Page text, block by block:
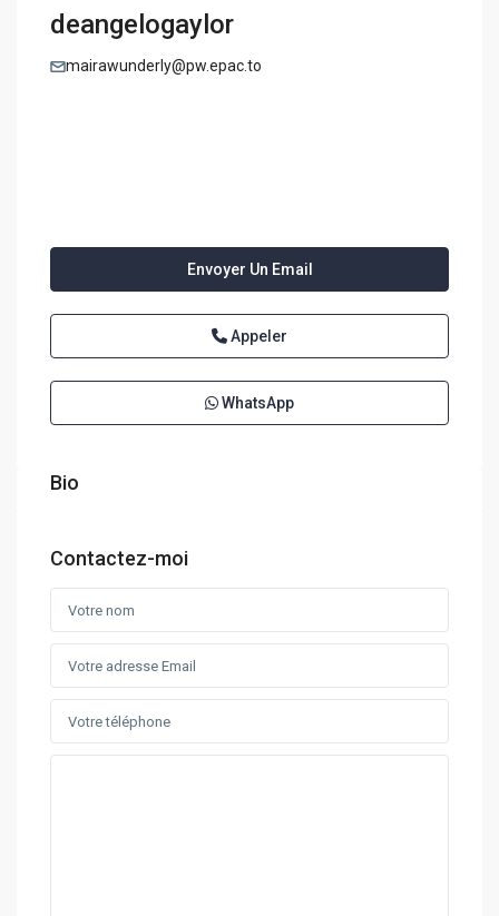
deangelogaylor
mairawunderly@pw.epac.to
Envoyer Un Email
Appeler
WhatsApp
Bio
Contactez-moi